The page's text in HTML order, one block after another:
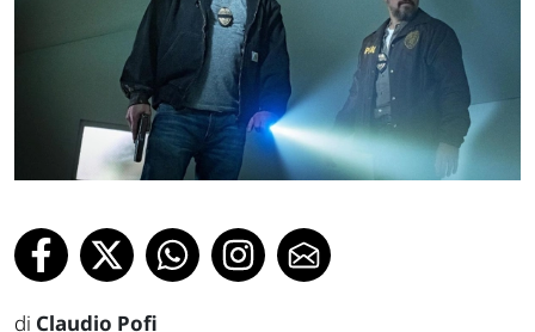
di Claudio Pofi